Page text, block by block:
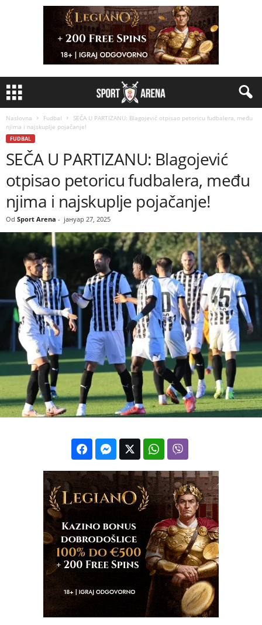
Naslovna Fudbal
SEČA U PARTIZANU: Blagojević otpisao petoricu fudbalera, među
njima i najskuplje pojačanje!
FUDBAL
SEČA U PARTIZANU: Blagojević
otpisao petoricu fudbalera, među
njima i najskuplje pojačanje!
Od Sport Arena - јануар 27, 2025